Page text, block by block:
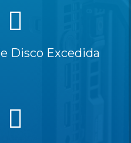
Disco Excedida